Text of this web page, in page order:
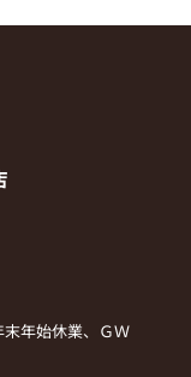
年始休業、ＧＷ